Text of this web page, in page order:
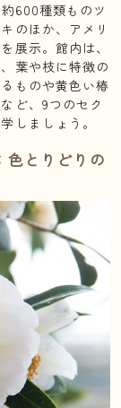
600種類ものツ
のほか、アメリ
展示。館内は、
葉や枝に特徴の
ものや黄色い椿
ど、9つのセク
しましょう。
色とりどりの